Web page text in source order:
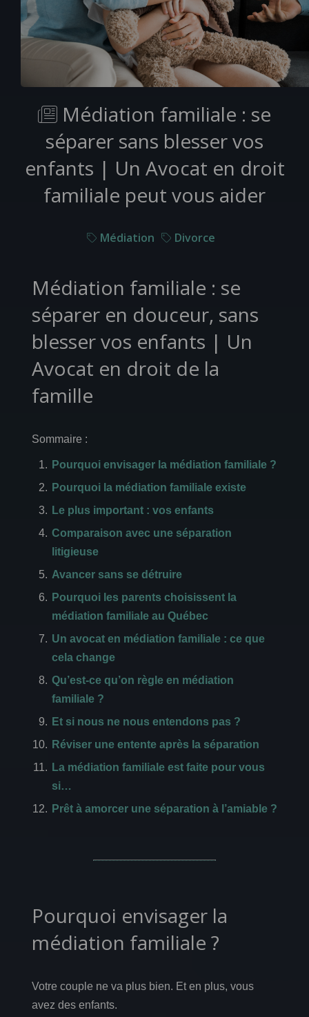
Médiation familiale : se
séparer sans blesser vos
enfants | Un Avocat en droit
familiale peut vous aider
Médiation Divorce
Médiation familiale : se
séparer en douceur, sans
blesser vos enfants | Un
Avocat en droit de la
famille
Sommaire :
Pourquoi envisager la médiation familiale ?
Pourquoi la médiation familiale existe
Le plus important : vos enfants
Comparaison avec une séparation
litigieuse
Avancer sans se détruire
Pourquoi les parents choisissent la
médiation familiale au Québec
Un avocat en médiation familiale : ce que
cela change
Qu’est-ce qu’on règle en médiation
familiale ?
Et si nous ne nous entendons pas ?
Réviser une entente après la séparation
La médiation familiale est faite pour vous
si…
Prêt à amorcer une séparation à l’amiable ?
Pourquoi envisager la
médiation familiale ?
Votre couple ne va plus bien. Et en plus, vous
avez des enfants.